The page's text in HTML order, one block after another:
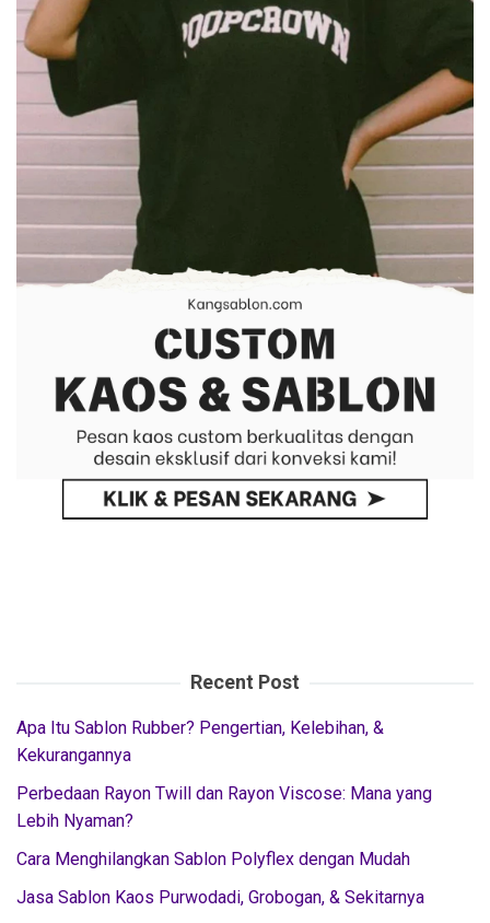
Recent Post
Apa Itu Sablon Rubber? Pengertian, Kelebihan, &
Kekurangannya
Perbedaan Rayon Twill dan Rayon Viscose: Mana yang
Lebih Nyaman?
Cara Menghilangkan Sablon Polyflex dengan Mudah
Jasa Sablon Kaos Purwodadi, Grobogan, & Sekitarnya